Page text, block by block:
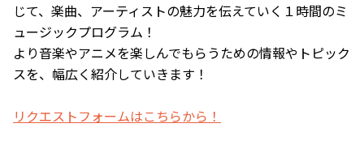
じて、楽曲、アーティストの魅力を伝えていく１時間のミ
ュージックプログラム！
より音楽やアニメを楽しんでもらうための情報やトピック
スを、幅広く紹介していきます！
リクエストフォームはこちらから！